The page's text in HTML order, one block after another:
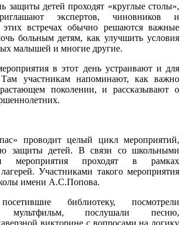
защиты детей проходят «круглые столы»,
экспертов, чиновников и
встречах обычно решаются важные
больным детям, как улучшить условия
малышей и многие другие.
в этот день устраивают и для
участникам напоминают, как важно
поколении, и рассказывают о
проводит целый цикл мероприятий,
защиты детей. В связи со школьными
мероприятия проходят в рамках
Участниками такого мероприятия
имени А.С.Попова.
библиотеку, посмотрели
мультфильм, послушали песню,
викторине с вопросами на логику